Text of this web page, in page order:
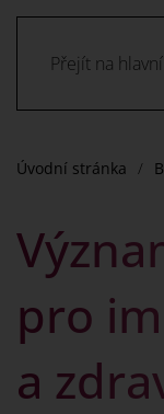
Přejít na
Úvodní stránka
pro
a